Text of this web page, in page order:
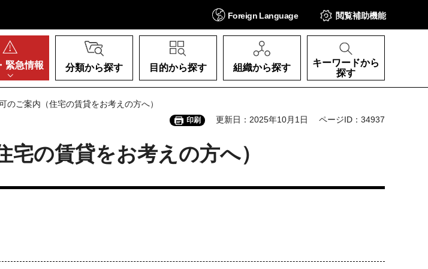
Foreign Language 閲覧補助機能
緊急情報 分類から探す 目的から探す 組織から探す
キーワードから
探す
のご案内（住宅の賃貸をお考えの方へ）
印刷 更新日：2025年10月1日 ページID：34937
の賃貸をお考えの方へ）